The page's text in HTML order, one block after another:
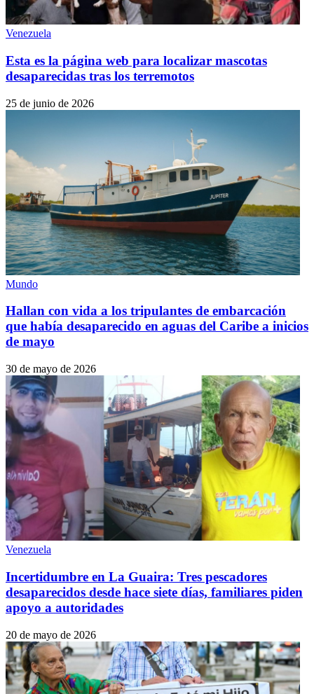
Venezuela
Esta es la página web para localizar mascotas
desaparecidas tras los terremotos
25 de junio de 2026
Mundo
Hallan con vida a los tripulantes de embarcación
que había desaparecido en aguas del Caribe a inicios
de mayo
30 de mayo de 2026
Venezuela
Incertidumbre en La Guaira: Tres pescadores
desaparecidos desde hace siete días, familiares piden
apoyo a autoridades
20 de mayo de 2026